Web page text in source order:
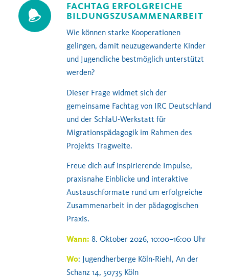
FACHTAG ERFOLGREICHE
BILDUNGSZUSAMMENARBEIT
Wie können starke Kooperationen
gelingen, damit neuzugewanderte Kinder
und Jugendliche bestmöglich unterstützt
werden?
Dieser Frage widmet sich der
gemeinsame Fachtag von IRC Deutschland
und der SchlaU-Werkstatt für
Migrationspädagogik im Rahmen des
Projekts Tragweite.
Freue dich auf inspirierende Impulse,
praxisnahe Einblicke und interaktive
Austauschformate rund um erfolgreiche
Zusammenarbeit in der pädagogischen
Praxis.
Wann: 8. Oktober 2026, 10:00–16:00 Uhr
Wo: Jugendherberge Köln-Riehl, An der
Schanz 14, 50735 Köln